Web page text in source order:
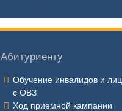
Абитуриенту
Обучение инвалидов и лиц
с ОВЗ
Ход приемной кампании